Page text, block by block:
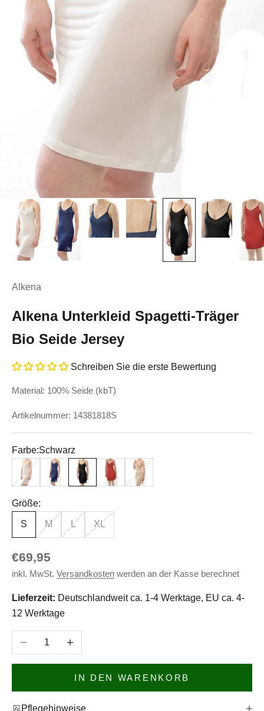
Alkena
Alkena Unterkleid Spagetti-Träger
Bio Seide Jersey
Schreiben Sie die erste Bewertung
Material: 100% Seide (kbT)
Artikelnummer: 14381818S
Farbe:Schwarz
Weiß
MarineblauSchwarzRubin Nude
Größe:
S M L XL
Angebot
€69,95
inkl. MwSt. Versandkosten werden an der Kasse berechnet
Lieferzeit: Deutschlandweit ca. 1-4 Werktage, EU ca. 4-
12 Werktage
Anzahl verringernAnzahl erhöhen
IN DEN WARENKORB
Pflegehinweise